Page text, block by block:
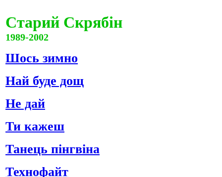
Старий Скрябін
1989-2002
Шось зимно
Най буде дощ
Не дай
Ти кажеш
Танець пінгвіна
Технофайт